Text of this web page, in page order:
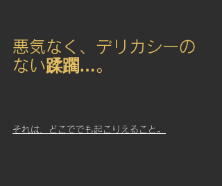
悪気なく、デリカシーの
ない蹂躙…。
それは、どこででも起こりえること。